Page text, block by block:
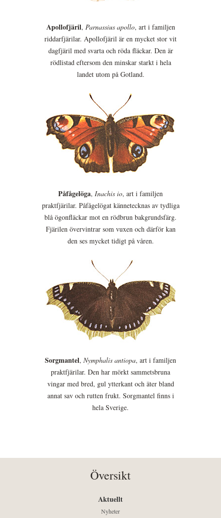
Apollofjäril, Parnassius apollo, art i familjen
riddarfjärilar. Apollofjäril är en mycket stor vit
dagfjäril med svarta och röda fläckar. Den är
rödlistad eftersom den minskar starkt i hela
landet utom på Gotland.
Påfågelöga, Inachis io, art i familjen
praktfjärilar. Påfågelögat kännetecknas av tydliga
blå ögonfläckar mot en rödbrun bakgrundsfärg.
Fjärilen övervintrar som vuxen och därför kan
den ses mycket tidigt på våren.
Sorgmantel, Nymphalis antiopa, art i familjen
praktfjärilar. Den har mörkt sammetsbruna
vingar med bred, gul ytterkant och äter bland
annat sav och rutten frukt. Sorgmantel finns i
hela Sverige.
Översikt
Aktuellt
Nyheter